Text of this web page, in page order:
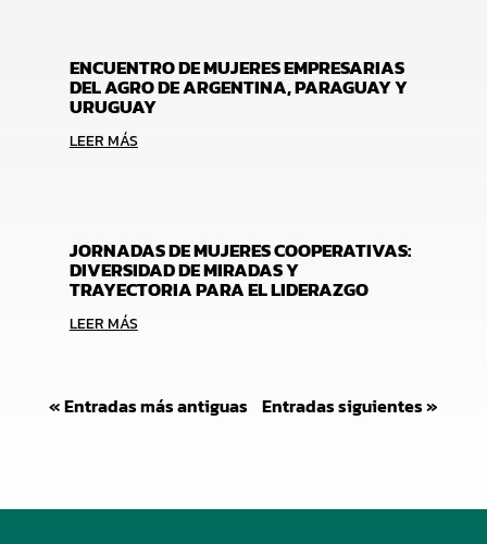
ENCUENTRO DE MUJERES EMPRESARIAS
DEL AGRO DE ARGENTINA, PARAGUAY Y
URUGUAY
LEER MÁS
JORNADAS DE MUJERES COOPERATIVAS:
DIVERSIDAD DE MIRADAS Y
TRAYECTORIA PARA EL LIDERAZGO
LEER MÁS
« Entradas más antiguas Entradas siguientes »